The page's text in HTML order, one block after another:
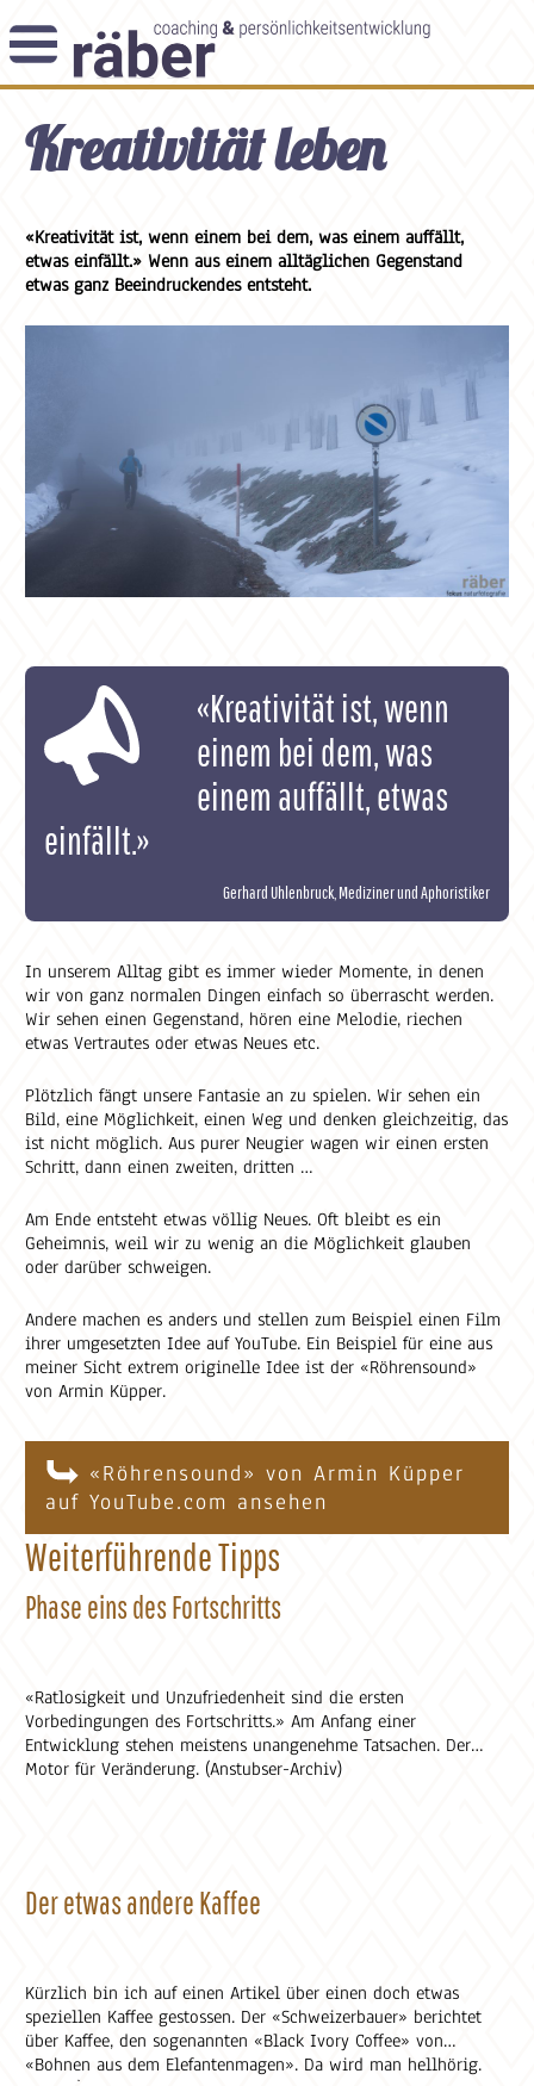
Themenblog
Angebot
Das Enneagramm
Arbeitsweise
Kreativität leben
«Kreativität ist, wenn einem bei dem, was einem auffällt,
etwas einfällt.» Wenn aus einem alltäglichen Gegenstand
etwas ganz Beeindruckendes entsteht.
«Kreativität ist, wenn
einem bei dem, was
einem auffällt, etwas
einfällt.»
Gerhard Uhlenbruck, Mediziner und Aphoristiker
In unserem Alltag gibt es immer wieder Momente, in denen
wir von ganz normalen Dingen einfach so überrascht werden.
Wir sehen einen Gegenstand, hören eine Melodie, riechen
etwas Vertrautes oder etwas Neues etc.
Plötzlich fängt unsere Fantasie an zu spielen. Wir sehen ein
Bild, eine Möglichkeit, einen Weg und denken gleichzeitig, das
ist nicht möglich. Aus purer Neugier wagen wir einen ersten
Schritt, dann einen zweiten, dritten …
Am Ende entsteht etwas völlig Neues. Oft bleibt es ein
Geheimnis, weil wir zu wenig an die Möglichkeit glauben
oder darüber schweigen.
Andere machen es anders und stellen zum Beispiel einen Film
ihrer umgesetzten Idee auf YouTube. Ein Beispiel für eine aus
meiner Sicht extrem originelle Idee ist der «Röhrensound»
von Armin Küpper.
«Röhrensound» von Armin Küpper
auf YouTube.com ansehen
Weiterführende Tipps
Phase eins des Fortschritts
«Ratlosigkeit und Unzufriedenheit sind die ersten
Vorbedingungen des Fortschritts.» Am Anfang einer
Entwicklung stehen meistens unangenehme Tatsachen. Der
Motor für Veränderung. (Anstubser-Archiv)
Der etwas andere Kaffee
Kürzlich bin ich auf einen Artikel über einen doch etwas
speziellen Kaffee gestossen. Der «Schweizerbauer» berichtet
über Kaffee, den sogenannten «Black Ivory Coffee» von
«Bohnen aus dem Elefantenmagen». Da wird man hellhörig.